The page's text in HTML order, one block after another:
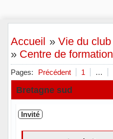
Accueil »Vie du club
» Centre de formation
Pages: Précédent 1 …
Bretagne sud
Invité